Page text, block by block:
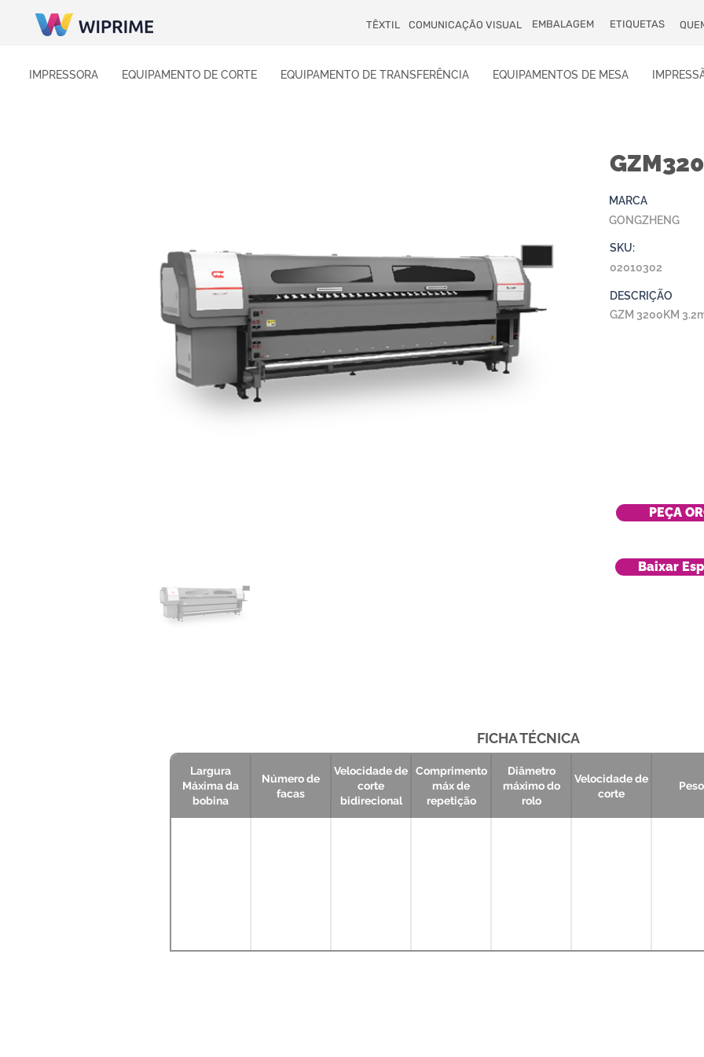
TÊXTIL COMUNICAÇÃO VISUAL EMBALAGEM ETIQUETAS
IMPRESSORA EQUIPAMENTO DE CORTE EQUIPAMENTO DE TRANSFERÊNCIA EQUIPAMENTOS DE MESA
MARCA
GONGZHENG
SKU:
02010302
DESCRIÇÃO
GZM 3200KM
PEÇA
Baixar
FICHA TÉCNICA
Largura
Máxima da
bobina
Número de
facas
Velocidade de
corte
bidirecional
Comprimento
máx de
repetição
Diâmetro
máximo do
rolo
Velocidade de
corte
Peso